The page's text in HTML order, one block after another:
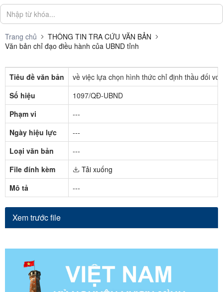
Trang chủ
THÔNG TIN TRA CỨU VĂN BẢN
Văn bản chỉ đạo điều hành của UBND tỉnh
Tiêu đề văn bản
về việc lựa chọn hình thức chỉ định thầu đối
Số hiệu
1097/QĐ-UBND
Phạm vi
---
Ngày hiệu lực
---
Loại văn bản
---
File đính kèm
Tải xuống
Mô tả
---
Xem trước file